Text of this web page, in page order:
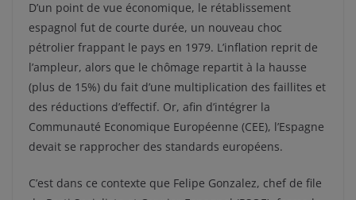
D’un point de vue économique, le rétablissement
espagnol fut de courte durée, un nouveau choc
pétrolier frappant le pays en 1979. L’inflation reprit de
l’ampleur, alors que le chômage repartit à la hausse
(plus de 15%) du fait d’une multiplication des faillites et
des réductions d’effectif. Or, afin d’intégrer la
Communauté Economique Européenne (CEE), l’Espagne
devait se rapprocher des standards européens.
C’est dans ce contexte que Felipe Gonzalez, chef de file